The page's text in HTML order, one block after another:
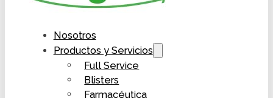
Nosotros
Productos y Servicios
Full Service
Blisters
Farmacéutica